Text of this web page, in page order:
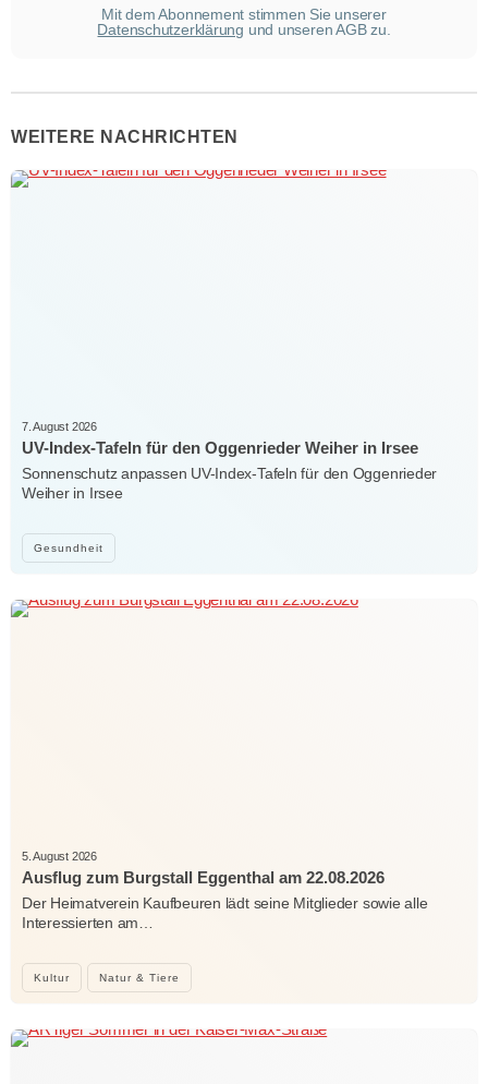
Mit dem Abonnement stimmen Sie unserer
Datenschutzerklärung und unseren AGB zu.
WEITERE NACHRICHTEN
Gesundheit
7. August 2026
UV-Index-Tafeln für den Oggenrieder Weiher in Irsee
Sonnenschutz anpassen UV-Index-Tafeln für den Oggenrieder
Weiher in Irsee
Kultur Natur & Tiere
5. August 2026
Ausflug zum Burgstall Eggenthal am 22.08.2026
Der Heimatverein Kaufbeuren lädt seine Mitglieder sowie alle
Interessierten am…